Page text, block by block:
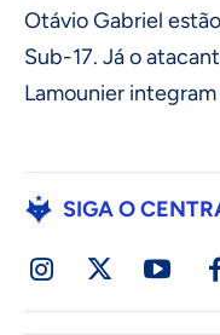
Otávio Gabriel
Sub-17. Já o
Lamounier
SIGA O